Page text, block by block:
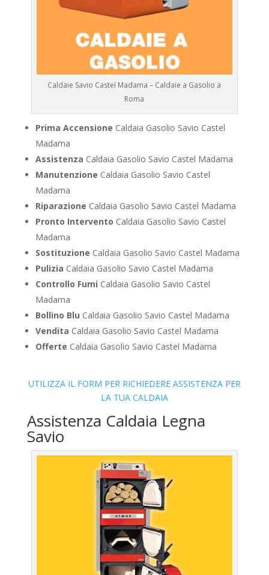
Caldaie Savio Castel Madama – Caldaie a Gasolio a
Roma
Prima Accensione Caldaia Gasolio Savio Castel
Madama
Assistenza Caldaia Gasolio Savio Castel Madama
Manutenzione Caldaia Gasolio Savio Castel
Madama
Riparazione Caldaia Gasolio Savio Castel Madama
Pronto Intervento Caldaia Gasolio Savio Castel
Madama
Sostituzione Caldaia Gasolio Savio Castel Madama
Pulizia Caldaia Gasolio Savio Castel Madama
Controllo Fumi Caldaia Gasolio Savio Castel
Madama
Bollino Blu Caldaia Gasolio Savio Castel Madama
Vendita Caldaia Gasolio Savio Castel Madama
Offerte Caldaia Gasolio Savio Castel Madama
UTILIZZA IL FORM PER RICHIEDERE ASSISTENZA PER
LA TUA CALDAIA
Assistenza Caldaia Legna
Savio